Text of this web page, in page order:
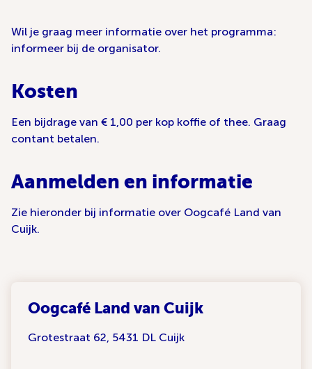
Wil je graag meer informatie over het programma:
informeer bij de organisator.
Kosten
Een bijdrage van € 1,00 per kop koffie of thee. Graag
contant betalen.
Aanmelden en informatie
Zie hieronder bij informatie over Oogcafé Land van
Cuijk.
Oogcafé Land van Cuijk
Grotestraat 62, 5431 DL Cuijk